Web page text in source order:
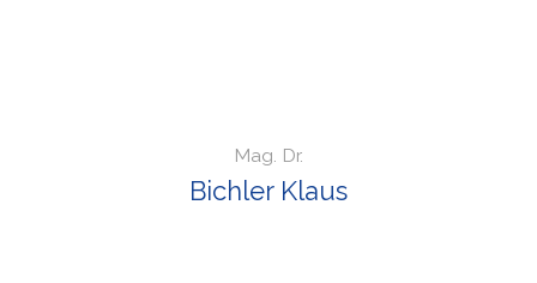
Mag. Dr.
Bichler Klaus